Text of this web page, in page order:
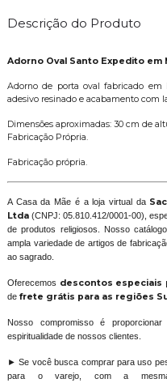
Descrição do Produto
Adorno Oval Santo Expedito em
Adorno de porta oval fabricado em
adesivo resinado e acabamento com
Dimensões aproximadas: 30 cm de
Fabricação Própria.
Fabricação própria.
A Casa da Mãe é a loja virtual da
Ltda(CNPJ: 05.810.412/0001-00),
de produtos religiosos. Nosso
ampla variedade de artigos de
ao sagrado.
Oferecemos descontos especiais
de frete grátis para as regiões
Nosso compromisso é
espiritualidade de nossos clientes.
► Se você busca comprar para uso
para o varejo, com a